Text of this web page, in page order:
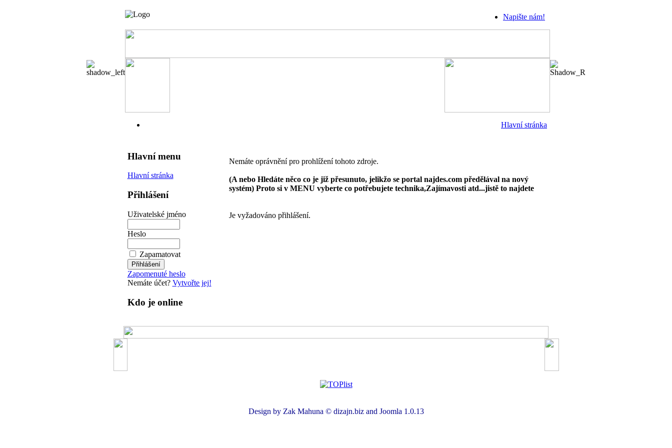
Napište nám!
Hlavní stránka
Hlavní menu
Hlavní stránka
Přihlášení
Uživatelské jméno
Heslo
Zapamatovat
Zapomenuté heslo
Nemáte účet? Vytvořte jej!
Kdo je online
Nemáte oprávnění pro prohlížení tohoto zdroje.
(A nebo Hledáte něco co je již přesunuto, jelikžo se portal najdes.com předělával na nový
systém) Proto si v MENU vyberte co potřebujete technika,Zajímavosti atd...jistě to najdete
Je vyžadováno přihlášení.
Design by Zak Mahuna © dizajn.biz and Joomla 1.0.13